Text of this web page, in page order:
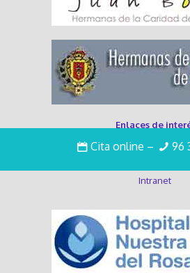
Cita online – 96
Enlaces de
Intranet